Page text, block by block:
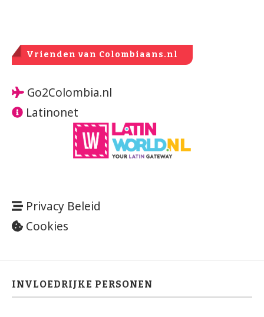
Vrienden van Colombiaans.nl
Go2Colombia.nl
Latinonet
Privacy Beleid
Cookies
INVLOEDRIJKE PERSONEN